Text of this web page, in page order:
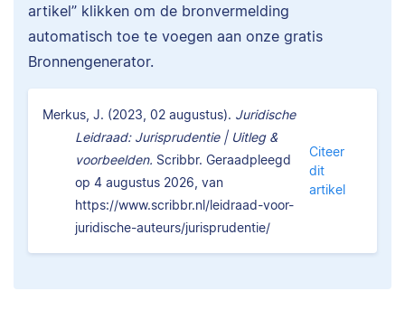
artikel” klikken om de bronvermelding
automatisch toe te voegen aan onze gratis
Bronnengenerator.
Merkus, J. (2023, 02 augustus). Juridische
Leidraad: Jurisprudentie | Uitleg &
voorbeelden. Scribbr. Geraadpleegd
op 4 augustus 2026, van
https://www.scribbr.nl/leidraad-voor-
juridische-auteurs/jurisprudentie/
Citeer
dit
artikel